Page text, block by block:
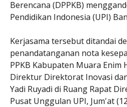
Berencana (DPPKB)
Pendidikan Indonesia (UPI)
Kerjasama tersebut ditandai
penandatanganan nota
PPKB Kabupaten Muara Enim
Direktur Direktorat Inovasi
Yadi Ruyadi di Ruang Rapat
Pusat Unggulan UPI, Jum'at